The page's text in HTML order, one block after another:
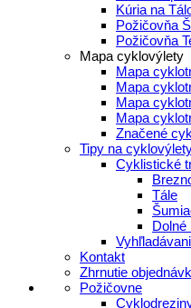
Kúria na
Požičovňa
Požičovňa
Mapa cyklovýlety
Mapa
Mapa
Mapa
Mapa
Značené
Tipy na
Cyklistické
Tále
Dolné
Kontakt
Zhrnutie
Požičovne